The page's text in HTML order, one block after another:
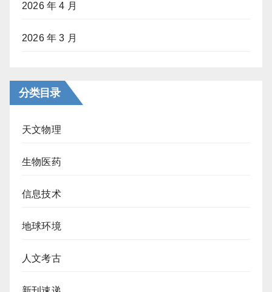
2026 年 4 月
2026 年 3 月
分类目录
天文物理
生物医药
信息技术
地球环境
人文考古